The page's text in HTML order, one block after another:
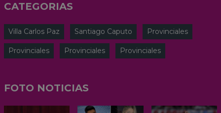
CATEGORIAS
Villa Carlos Paz Santiago Caputo Provinciales
Provinciales Provinciales Provinciales
FOTO NOTICIAS